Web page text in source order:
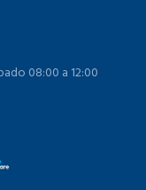
08:00 a 12:00